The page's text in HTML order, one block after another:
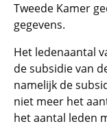
Tweede Kamer
gegevens.
Het ledenaantal
de subsidie van
namelijk de
niet meer het
het aantal leden